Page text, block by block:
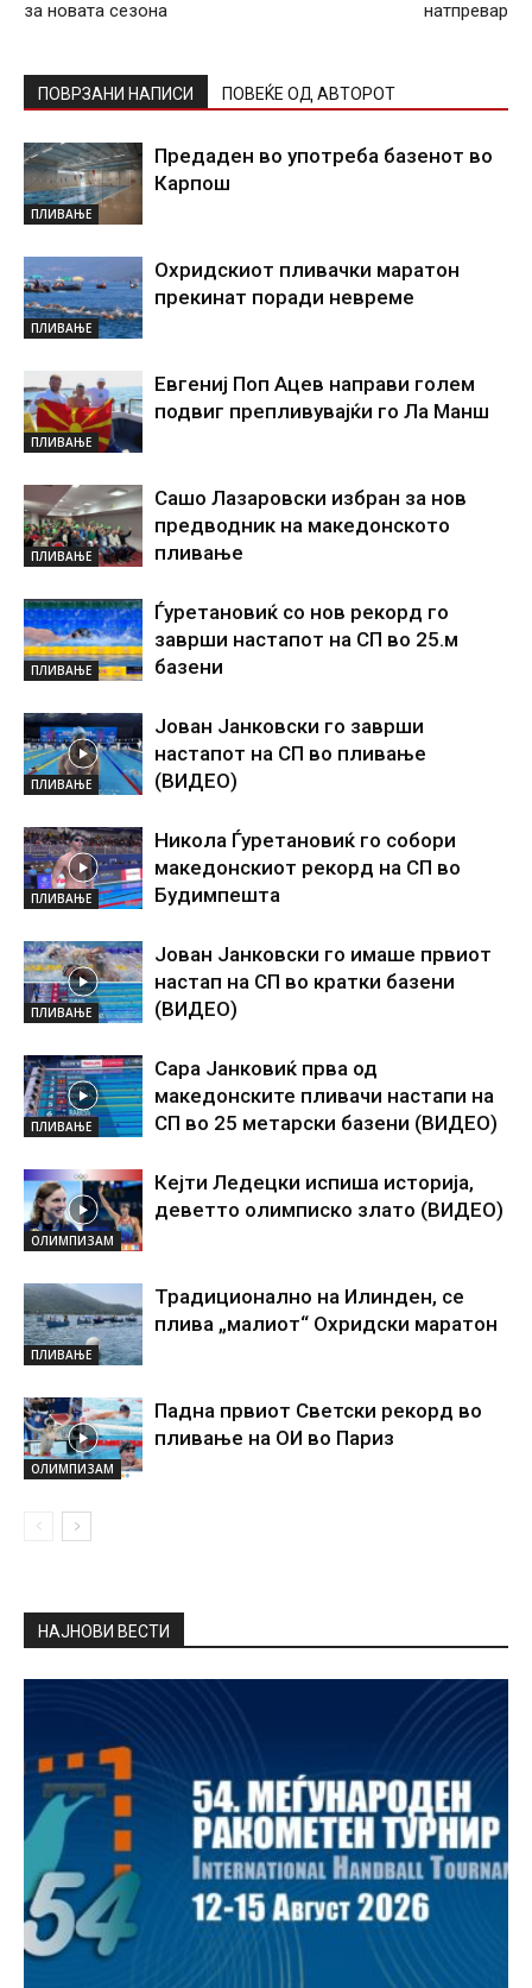
за новата сезона натпревар
ПОВРЗАНИ НАПИСИ ПОВЕЌЕ ОД АВТОРОТ
ПЛИВАЊЕ
Предаден во употреба базенот во
Карпош
ПЛИВАЊЕ
Охридскиот пливачки маратон
прекинат поради невреме
ПЛИВАЊЕ
Евгениј Поп Ацев направи голем
подвиг препливувајќи го Ла Манш
ПЛИВАЊЕ
Сашо Лазаровски избран за нов
предводник на македонското
пливање
ПЛИВАЊЕ
Ѓуретановиќ со нов рекорд го
заврши настапот на СП во 25.м
базени
ПЛИВАЊЕ
Јован Јанковски го заврши
настапот на СП во пливање
(ВИДЕО)
ПЛИВАЊЕ
Никола Ѓуретановиќ го собори
македонскиот рекорд на СП во
Будимпешта
ПЛИВАЊЕ
Јован Јанковски го имаше првиот
настап на СП во кратки базени
(ВИДЕО)
ПЛИВАЊЕ
Сара Јанковиќ прва од
македонските пливачи настапи на
СП во 25 метарски базени (ВИДЕО)
ОЛИМПИЗАМ
Кејти Ледецки испиша историја,
деветто олимписко злато (ВИДЕО)
ПЛИВАЊЕ
Традиционално на Илинден, се
плива „малиот“ Охридски маратон
ОЛИМПИЗАМ
Падна првиот Светски рекорд во
пливање на ОИ во Париз
НАЈНОВИ ВЕСТИ